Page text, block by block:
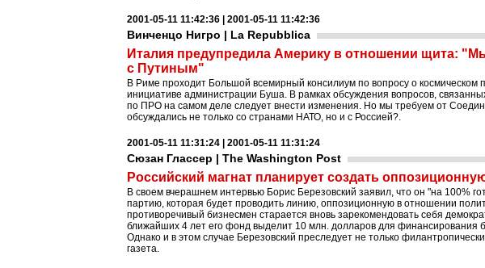
2001-05-11 11:42:36 | 2001-05-11 11:42:36
Винченцо Нигро | La Repubblica
Италия предупредила Америку в отношении щита:
с Путиным"
В Риме проходит Большой всемирный консилиум по вопросу о космическом
инициативе администрации Буша. В рамках обсуждения вопросов,
по ПРО на самом деле следует внести изменения. Но мы требуем от
обсуждались не только со странами НАТО, но и с Россией?.
2001-05-11 11:31:24 | 2001-05-11 11:31:24
Сюзан Глассер | The Washington Post
Российский магнат планирует создать
В своем вчерашнем интервью Борис Березовский заявил, что он "на 100%
партию, которая будет проводить линию, оппозиционную в отношении
противоречивый бизнесмен старается вновь зарекомендовать себя
ближайших 4 лет его фонд выделит 10 млн. долларов для финансирования
Однако и в этом случае Березовский преследует не только
газета.